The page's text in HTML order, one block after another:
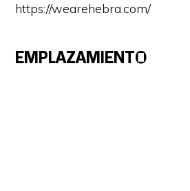
https://wearehebra.com/
EMPLAZAMIENTO